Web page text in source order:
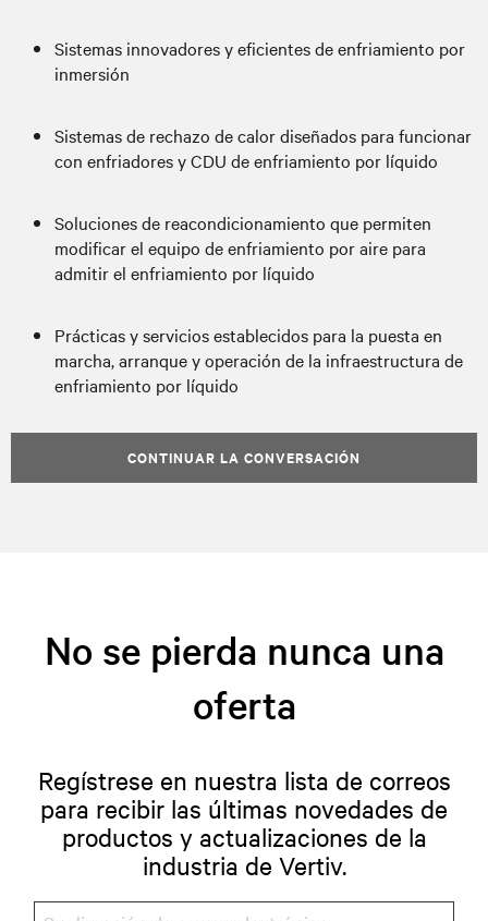
Sistemas innovadores y eficientes de enfriamiento por
inmersión
Sistemas de rechazo de calor diseñados para funcionar
con enfriadores y CDU de enfriamiento por líquido
Soluciones de reacondicionamiento que permiten
modificar el equipo de enfriamiento por aire para
admitir el enfriamiento por líquido
Prácticas y servicios establecidos para la puesta en
marcha, arranque y operación de la infraestructura de
enfriamiento por líquido
CONTINUAR LA CONVERSACIÓN
No se pierda nunca una
oferta
Regístrese en nuestra lista de correos
para recibir las últimas novedades de
productos y actualizaciones de la
industria de Vertiv.